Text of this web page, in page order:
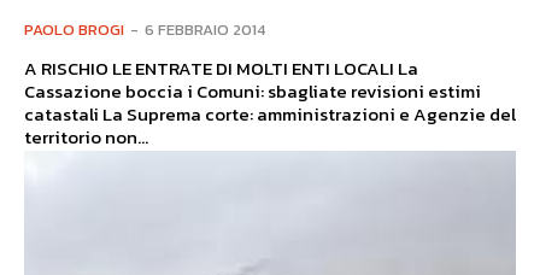
PAOLO BROGI - 6 FEBBRAIO 2014
A RISCHIO LE ENTRATE DI MOLTI ENTI LOCALI La
Cassazione boccia i Comuni: sbagliate revisioni estimi
catastali La Suprema corte: amministrazioni e Agenzie del
territorio non...